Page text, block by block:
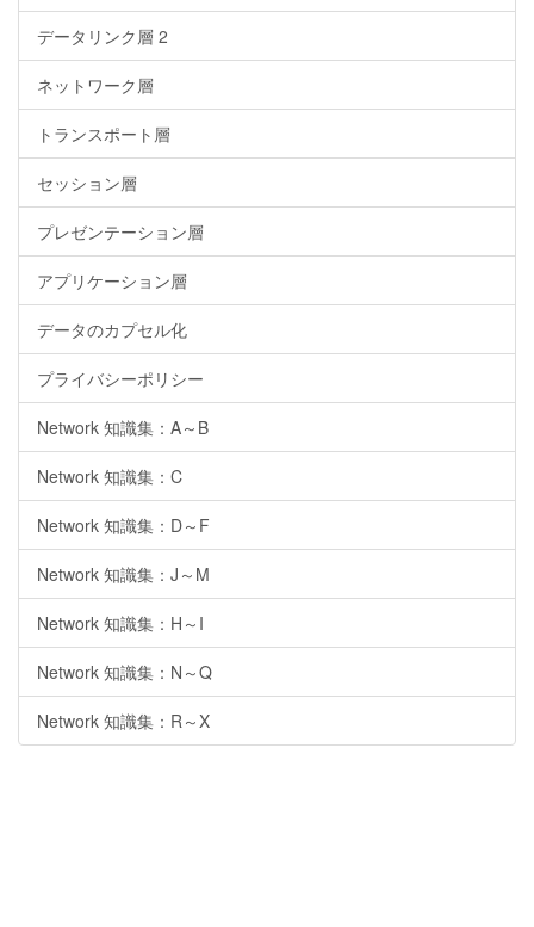
データリンク層 2
ネットワーク層
トランスポート層
セッション層
プレゼンテーション層
アプリケーション層
データのカプセル化
プライバシーポリシー
Network 知識集：A～B
Network 知識集：C
Network 知識集：D～F
Network 知識集：J～M
Network 知識集：H～I
Network 知識集：N～Q
Network 知識集：R～X